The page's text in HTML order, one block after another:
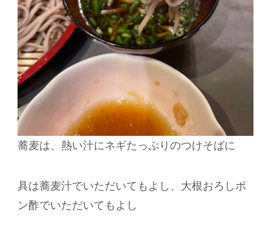
蕎麦は、熱い汁にネギたっぷりのつけそばに
具は蕎麦汁でいただいてもよし、大根おろしポ
ン酢でいただいてもよし